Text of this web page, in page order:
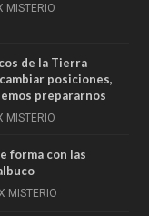
MISTERIO
de la Tierra
posiciones,
prepararnos
MISTERIO
forma con las
MISTERIO